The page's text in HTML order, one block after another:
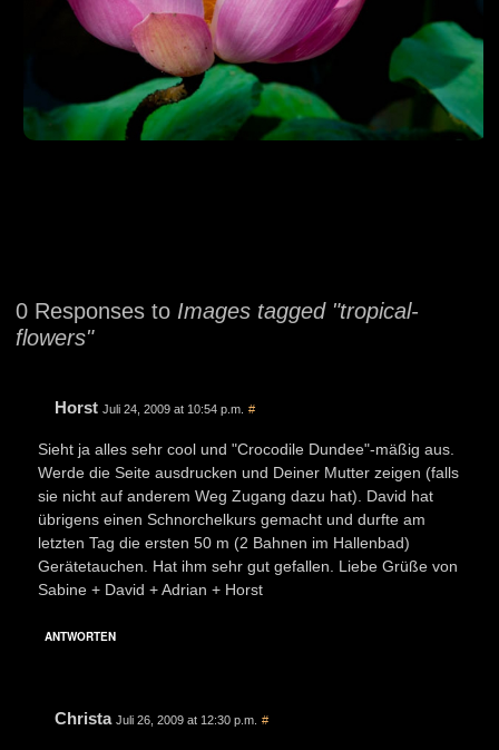
0 Responses to Images tagged "tropical-
flowers"
Horst Juli 24, 2009 at 10:54 p.m. #
Sieht ja alles sehr cool und "Crocodile Dundee"-mäßig aus.
Werde die Seite ausdrucken und Deiner Mutter zeigen (falls
sie nicht auf anderem Weg Zugang dazu hat). David hat
übrigens einen Schnorchelkurs gemacht und durfte am
letzten Tag die ersten 50 m (2 Bahnen im Hallenbad)
Gerätetauchen. Hat ihm sehr gut gefallen. Liebe Grüße von
Sabine + David + Adrian + Horst
ANTWORTEN
Christa Juli 26, 2009 at 12:30 p.m. #